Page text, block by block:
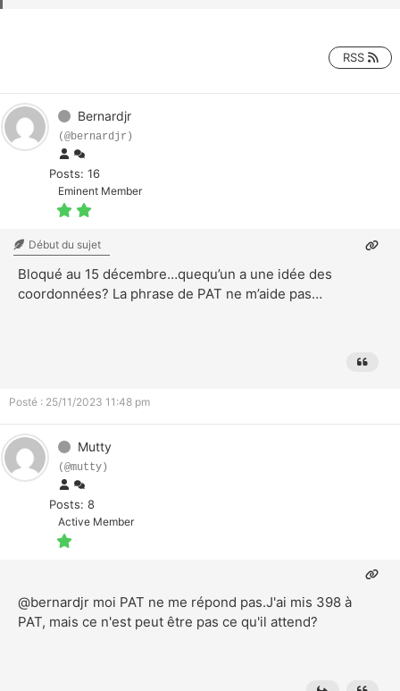
RSS
Bernardjr
(@bernardjr)
Posts: 16
Eminent Member
Début du sujet
Bloqué au 15 décembre…quequ’un a une idée des
coordonnées? La phrase de PAT ne m’aide pas…
Posté : 25/11/2023 11:48 pm
Mutty
(@mutty)
Posts: 8
Active Member
@bernardjr moi PAT ne me répond pas.J'ai mis 398 à
PAT, mais ce n'est peut être pas ce qu'il attend?